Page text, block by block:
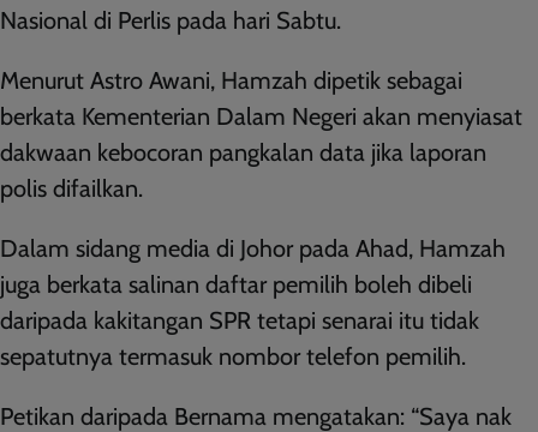
Nasional di Perlis pada hari Sabtu.
Menurut Astro Awani, Hamzah dipetik sebagai
berkata Kementerian Dalam Negeri akan menyiasat
dakwaan kebocoran pangkalan data jika laporan
polis difailkan.
Dalam sidang media di Johor pada Ahad, Hamzah
juga berkata salinan daftar pemilih boleh dibeli
daripada kakitangan SPR tetapi senarai itu tidak
sepatutnya termasuk nombor telefon pemilih.
Petikan daripada Bernama mengatakan: “Saya nak